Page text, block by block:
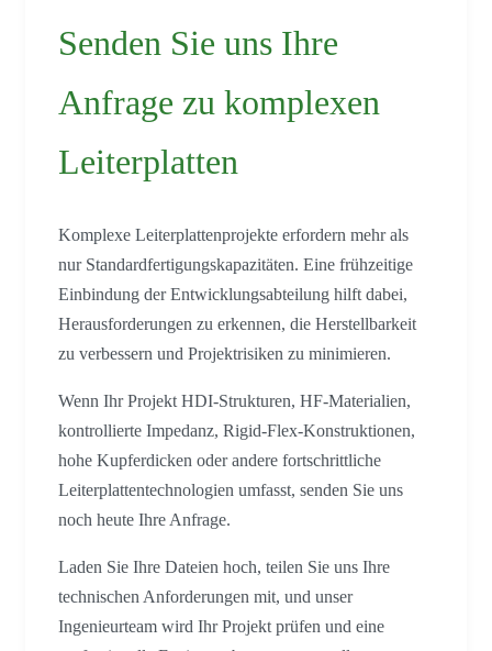
Senden Sie uns Ihre
Anfrage zu komplexen
Leiterplatten
Komplexe Leiterplattenprojekte erfordern mehr als
nur Standardfertigungskapazitäten. Eine frühzeitige
Einbindung der Entwicklungsabteilung hilft dabei,
Herausforderungen zu erkennen, die Herstellbarkeit
zu verbessern und Projektrisiken zu minimieren.
Wenn Ihr Projekt HDI-Strukturen, HF-Materialien,
kontrollierte Impedanz, Rigid-Flex-Konstruktionen,
hohe Kupferdicken oder andere fortschrittliche
Leiterplattentechnologien umfasst, senden Sie uns
noch heute Ihre Anfrage.
Laden Sie Ihre Dateien hoch, teilen Sie uns Ihre
technischen Anforderungen mit, und unser
Ingenieurteam wird Ihr Projekt prüfen und eine